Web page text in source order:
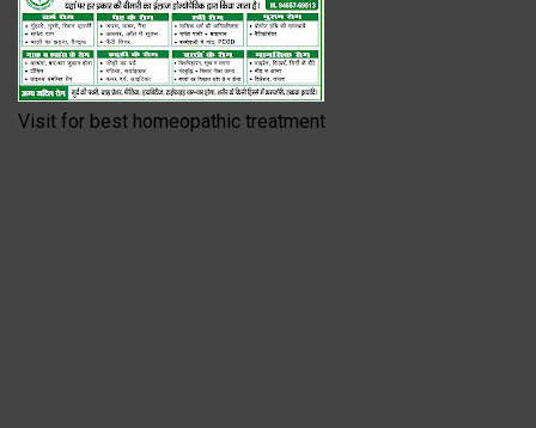
Visit for best homeopathic treatment